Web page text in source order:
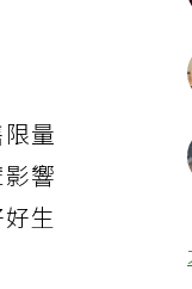
量
響
生